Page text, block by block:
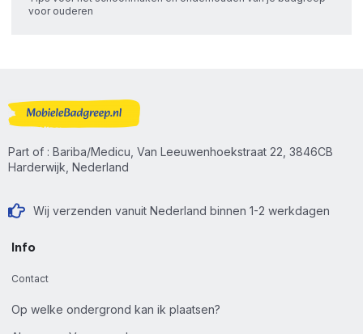
voor ouderen
Part of : Bariba/Medicu, Van Leeuwenhoekstraat 22, 3846CB
Harderwijk, Nederland
Wij verzenden vanuit Nederland binnen 1-2 werkdagen
Info
Contact
Op welke ondergrond kan ik plaatsen?